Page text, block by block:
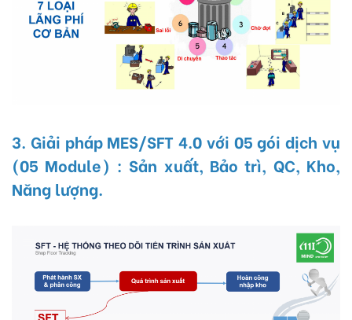
3. Giải pháp MES/SFT 4.0 với 05 gói dịch vụ
(05 Module) : Sản xuất, Bảo trì, QC, Kho,
Năng lượng.